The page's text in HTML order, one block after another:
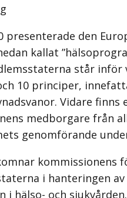
presenterade den
kallat
står inför
10 principer,
Vidare
medborgare från
genomförande
i hanteringen
i hälso- och